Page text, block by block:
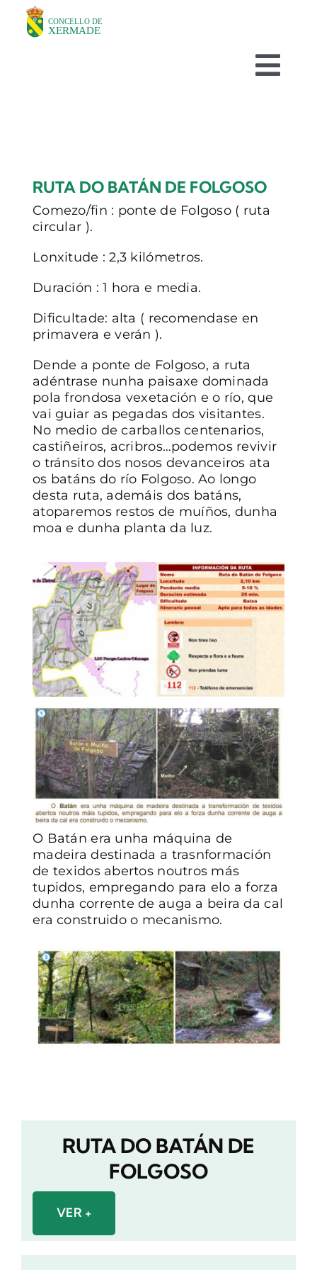
Skip
content
TURISMO
NOVAS
CONTACTO
RUTA DO BATÁN DE FOLGOSO
Comezo/fin : ponte de Folgoso ( ruta
circular ).
Lonxitude : 2,3 kilómetros.
Duración : 1 hora e media.
Dificultade: alta ( recomendase en
primavera e verán ).
Dende a ponte de Folgoso, a ruta
adéntrase nunha paisaxe dominada
pola frondosa vexetación e o río, que
vai guiar as pegadas dos visitantes.
No medio de carballos centenarios,
castiñeiros, acribros…podemos revivir
o tránsito dos nosos devanceiros ata
os batáns do río Folgoso. Ao longo
desta ruta, ademáis dos batáns,
atoparemos restos de muíños, dunha
moa e dunha planta da luz.
O Batán era unha máquina de
madeira destinada a trasnformación
de texidos abertos noutros más
tupidos, empregando para elo a forza
dunha corrente de auga a beira da cal
era construido o mecanismo.
RUTA DO BATÁN DE
FOLGOSO
VER +